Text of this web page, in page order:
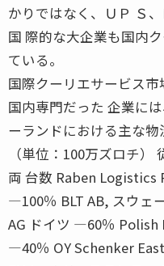
かりではなく、ＵＰ Ｓ
国 際的な大企業も国内
ている。
国際クーリエサービス
国内専門だった 企業に
ーランドにおける主な
（単位：100万ズロチ
両 台数 Raben Logistics
―100％ BLT AB, スウェ
AG ドイツ ―60％ Polish
―40％ OY Schenker